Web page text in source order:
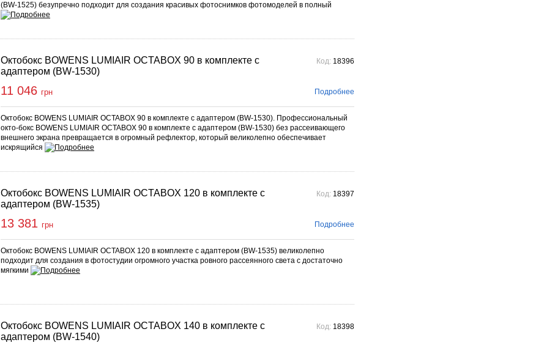
(BW-1525) безупречно подходит для создания красивых фотоснимков фотомоделей в полный
Октобокс BOWENS LUMIAIR OCTABOX 90 в комплекте с
адаптером (BW-1530)
Код: 18396
11 046 грн Подробнее
Октобокс BOWENS LUMIAIR OCTABOX 90 в комплекте с адаптером (BW-1530). Профессиональный
окто-бокс BOWENS LUMIAIR OCTABOX 90 в комплекте с адаптером (BW-1530) без рассеивающего
внешнего экрана превращается в огромный рефлектор, который великолепно обеспечивает
искрящийся
Октобокс BOWENS LUMIAIR OCTABOX 120 в комплекте с
адаптером (BW-1535)
Код: 18397
13 381 грн Подробнее
Октобокс BOWENS LUMIAIR OCTABOX 120 в комплекте с адаптером (BW-1535) великолепно
подходит для создания в фотостудии огромного участка ровного рассеянного света с достаточно
мягкими
Октобокс BOWENS LUMIAIR OCTABOX 140 в комплекте с
адаптером (BW-1540)
Код: 18398